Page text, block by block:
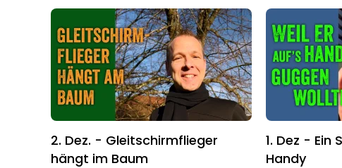
2. Dez. - Gleitschirmflieger
hängt im Baum
1. Dez -
Handy